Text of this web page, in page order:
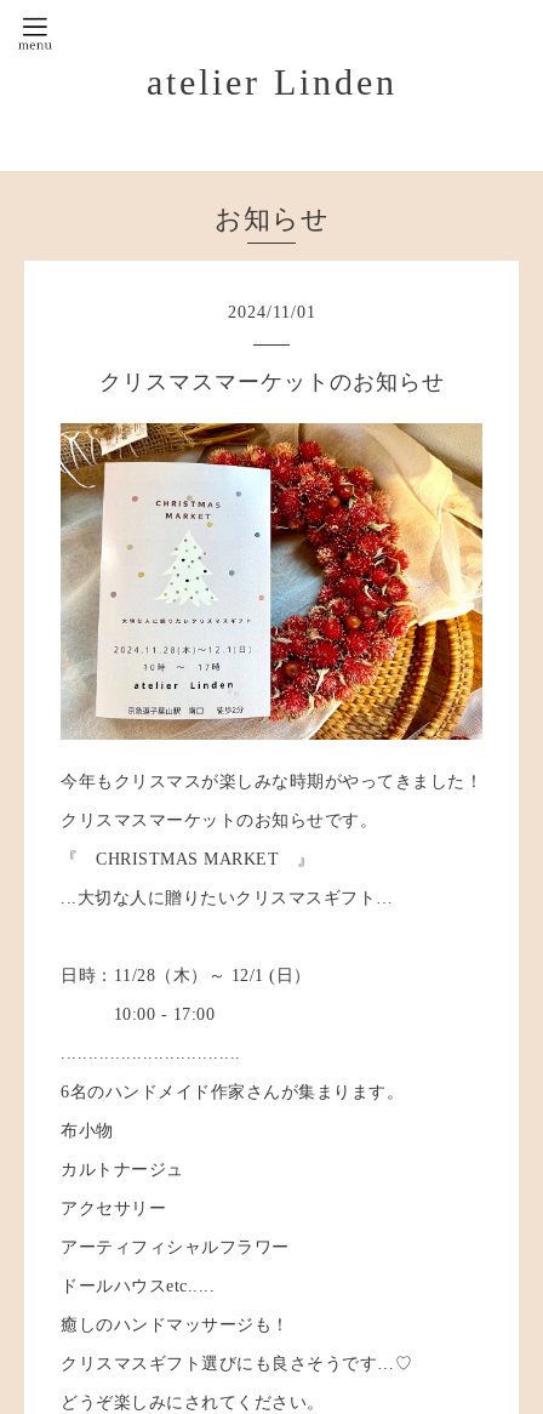
atelier Linden
お知らせ
2024/11/01
クリスマスマーケットのお知らせ
今年もクリスマスが楽しみな時期がやってきました！
クリスマスマーケットのお知らせです。
『 CHRISTMAS MARKET 』
...大切な人に贈りたいクリスマスギフト…
日時：11/28（木）～ 12/1 (日）
10:00 - 17:00
.................................
6名のハンドメイド作家さんが集まります。
布小物
カルトナージュ
アクセサリー
アーティフィシャルフラワー
ドールハウスetc.....
癒しのハンドマッサージも！
クリスマスギフト選びにも良さそうです…♡
どうぞ楽しみにされてください。